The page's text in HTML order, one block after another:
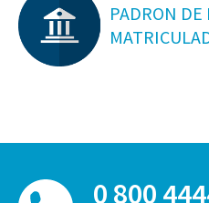
PADRON DE
0 800